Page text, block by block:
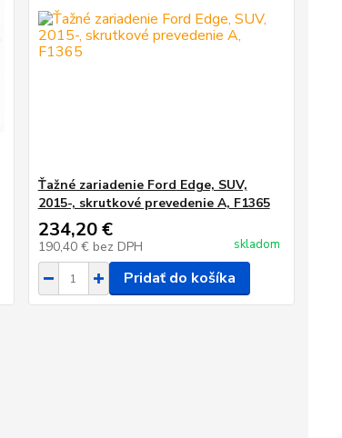
Ťažné zariadenie Ford Edge, SUV,
2015-, skrutkové prevedenie A, F1365
234,20 €
190,40 € bez DPH skladom
Pridať do košíka